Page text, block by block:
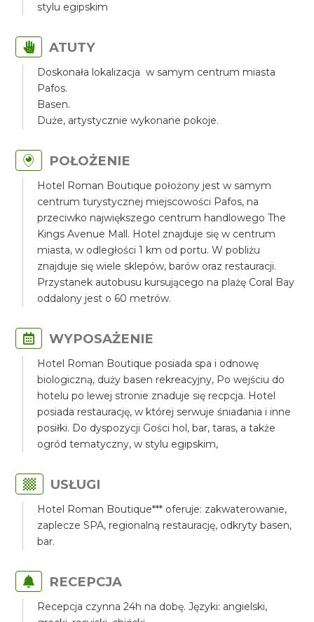
stylu egipskim
ATUTY
Doskonała lokalizacja w samym centrum miasta
Pafos.
Basen.
Duże, artystycznie wykonane pokoje.
POŁOŻENIE
Hotel Roman Boutique położony jest w samym
centrum turystycznej miejscowości Pafos, na
przeciwko największego centrum handlowego The
Kings Avenue Mall. Hotel znajduje się w centrum
miasta, w odległości 1 km od portu. W pobliżu
znajduje się wiele sklepów, barów oraz restauracji.
Przystanek autobusu kursującego na plażę Coral Bay
oddalony jest o 60 metrów.
WYPOSAŻENIE
Hotel Roman Boutique posiada spa i odnowę
biologiczną, duży basen rekreacyjny, Po wejściu do
hotelu po lewej stronie znaduje się recpcja. Hotel
posiada restaurację, w której serwuje śniadania i inne
posiłki. Do dyspozycji Gości hol, bar, taras, a także
ogród tematyczny, w stylu egipskim,
USŁUGI
Hotel Roman Boutique*** oferuje: zakwaterowanie,
zaplecze SPA, regionalną restaurację, odkryty basen,
bar.
RECEPCJA
Recepcja czynna 24h na dobę. Języki: angielski,